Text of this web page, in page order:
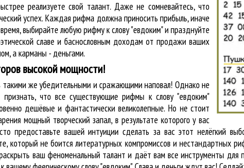
реализуете свой талант. Даже не сомневайтесь, что
успех. Каждая рифма должна приносить прибыль, иначе
выбирайте любую рифму к слову "евдоким" и празднуйте
славе и баснословным доходам от продажи ваших
а карманы - деньгами.
высокой мощности!
же убедительными и сражающими наповал! Однако не
что все существующие рифмы к слову "евдоким"
дешёвые и фантастически великолепные. Но не стоит
мощный творческий запал, в результате которого у вас
предоставьте вашей интуиции сделать за вас этот нелёгкий
который не боится литературных компромиссов и нестандартных
ваш феноменальный талант и даёт вам все инструменты для